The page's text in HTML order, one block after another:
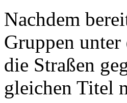
Nachdem
Gruppen
die Straßen
gleichen Titel